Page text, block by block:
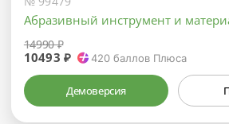
Абразивный инструмент и
14990 ₽
10493 ₽ 420 баллов Плюса
Демоверсия